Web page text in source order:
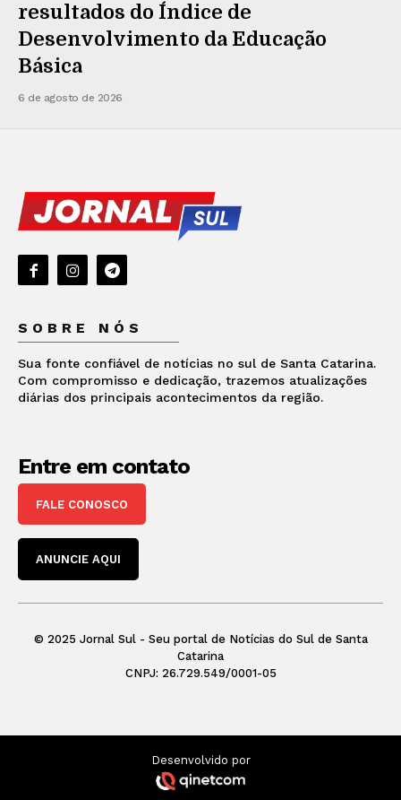
resultados do Índice de
Desenvolvimento da Educação
Básica
6 de agosto de 2026
SOBRE NÓS
Sua fonte confiável de notícias no sul de Santa Catarina.
Com compromisso e dedicação, trazemos atualizações
diárias dos principais acontecimentos da região.
Entre em contato
FALE CONOSCO
ANUNCIE AQUI
© 2025 Jornal Sul - Seu portal de Notícias do Sul de Santa
Catarina
CNPJ: 26.729.549/0001-05
Desenvolvido por